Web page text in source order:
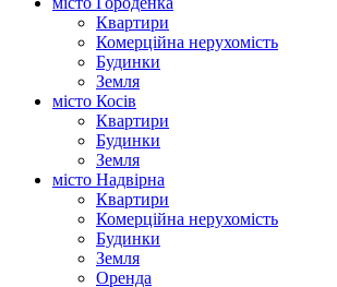
Квартири
Комерційна нерухомість
Будинки
Земля
місто Косів
Квартири
Будинки
Земля
місто Надвірна
Квартири
Комерційна нерухомість
Будинки
Земля
Оренда